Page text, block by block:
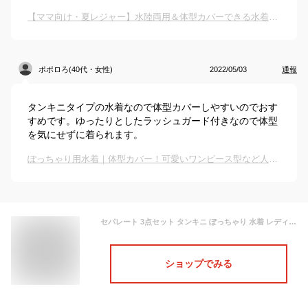
【ママ向け・夏レジャー】水陸両用＆体型カバーできる水着（韓国風など）を教えて！
ポポロろ(40代・女性) 2022/05/03 通報
タンキニタイプの水着なので体型カバーしやすいのでおす
すめです。ゆったりとしたラッシュガード付きなので体型
を気にせずに着られます。
ぽっちゃり用水着｜体型カバー！可愛いワンピース型など人気スイムウェアのおすすめは？
セパレート 3点セット タンキニ ぽっちゃり 水着 レディース 肩出し ワイヤーなし 大きいサイズ スリットブラ ボーイレッグ ショートパンツ 体型カバー 海水浴 韓国風 女性 上下 3L/4L/5L/6L df101x1x1g4/代引き不可
ショップでみる